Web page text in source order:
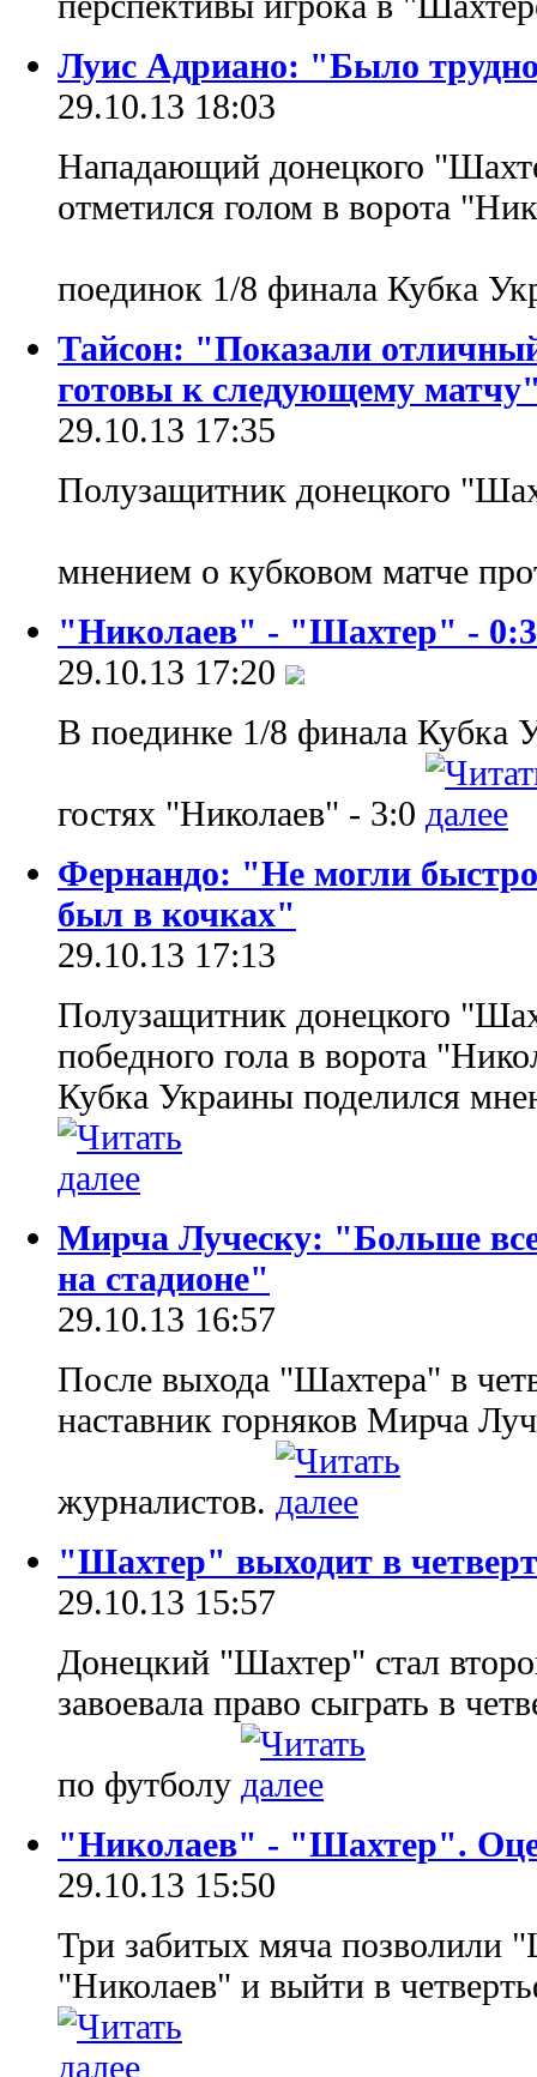
Луис Адриано: "Было
29.10.13 18:03
Нападающий донецкого
отметился голом в ворота
поединок 1/8 финала Кубка
Тайсон: "Показали
готовы к следующему
29.10.13 17:35
Полузащитник донецкого
мнением о кубковом матче
"Николаев" - "Шахтер" -
29.10.13 17:20
В поединке 1/8 финала Кубка
гостях "Николаев" - 3:0
Фернандо: "Не могли быстро
был в кочках"
29.10.13 17:13
Полузащитник донецкого
победного гола в ворота
Кубка Украины поделился
Мирча Луческу: "Больше
на стадионе"
29.10.13 16:57
После выхода "Шахтера" в
наставник горняков Мирча
журналистов.
"Шахтер" выходит в
29.10.13 15:57
Донецкий "Шахтер" стал
завоевала право сыграть в
по футболу
"Николаев" - "Шахтер".
29.10.13 15:50
Три забитых мяча позволили
"Николаев" и выйти в